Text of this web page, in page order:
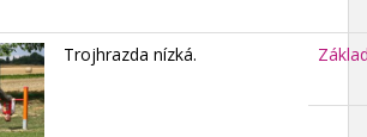
Trojhrazda nízká.